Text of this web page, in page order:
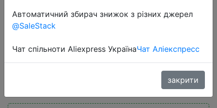
большой цветной экран, SpO2,
наблюденние за кислородом в
Автоматичний збирач знижок з різних джерел
@SaleStack
Чат спільноти Aliexpress УкраїнаЧат Аліекспресс
закрити